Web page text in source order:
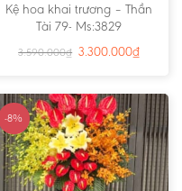
Kệ hoa khai trương – Thần
Tài 79- Ms:3829
3.590.000₫ 3.300.000₫
-8%